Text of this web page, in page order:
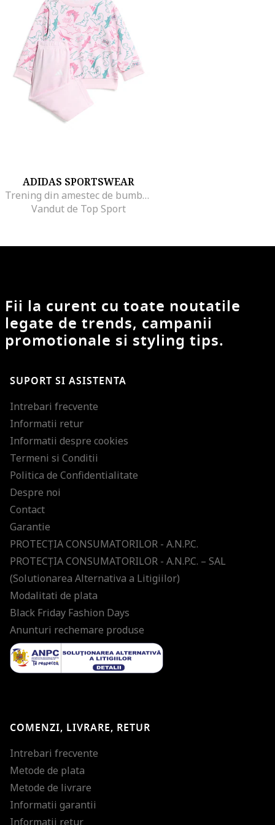
ADIDAS SPORTSWEAR
Trening din amestec de bumbac cu imprimeu, Alb/Turcoaz/Roz
Vandut de Top Sport
Fii la curent cu toate noutatile
legate de trends, campanii
promotionale si styling tips.
SUPORT SI ASISTENTA
Intrebari frecvente
Informatii retur
Informatii despre cookies
Termeni si Conditii
Politica de Confidentialitate
Despre noi
Contact
Garantie
PROTECŢIA CONSUMATORILOR - A.N.P.C.
PROTECŢIA CONSUMATORILOR - A.N.P.C. – SAL
(Solutionarea Alternativa a Litigiilor)
Modalitati de plata
Black Friday Fashion Days
Anunturi rechemare produse
COMENZI, LIVRARE, RETUR
Intrebari frecvente
Metode de plata
Metode de livrare
Informatii garantii
Informatii retur